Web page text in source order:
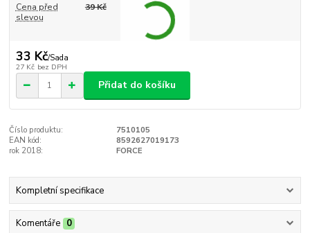
Cena před
slevou
39 Kč
33 Kč/Sada
27 Kč bez DPH
Přidat do košíku
Číslo produktu:
7510105
EAN kód:
8592627019173
rok 2018:
FORCE
Kompletní specifikace
Komentáře 0